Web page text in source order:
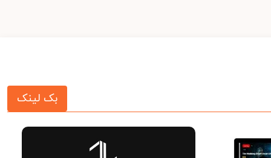
بک لینک